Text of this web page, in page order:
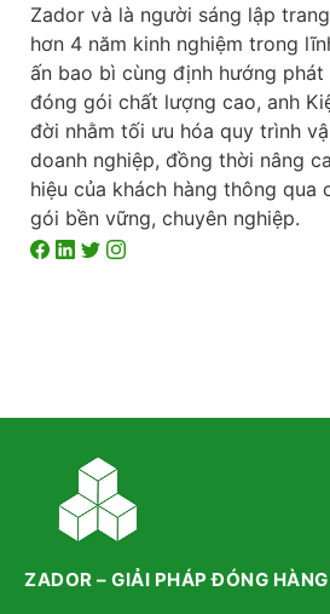
Zador và là người sáng lập
hơn 4 năm kinh nghiệm trong
ấn bao bì cùng định hướng phát
đóng gói chất lượng cao, anh
đời nhằm tối ưu hóa quy trình
doanh nghiệp, đồng thời nâng
hiệu của khách hàng thông qua
gói bền vững, chuyên nghiệp.
ZADOR – GIẢI PHÁP ĐÓNG